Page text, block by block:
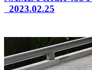
2023.02.25